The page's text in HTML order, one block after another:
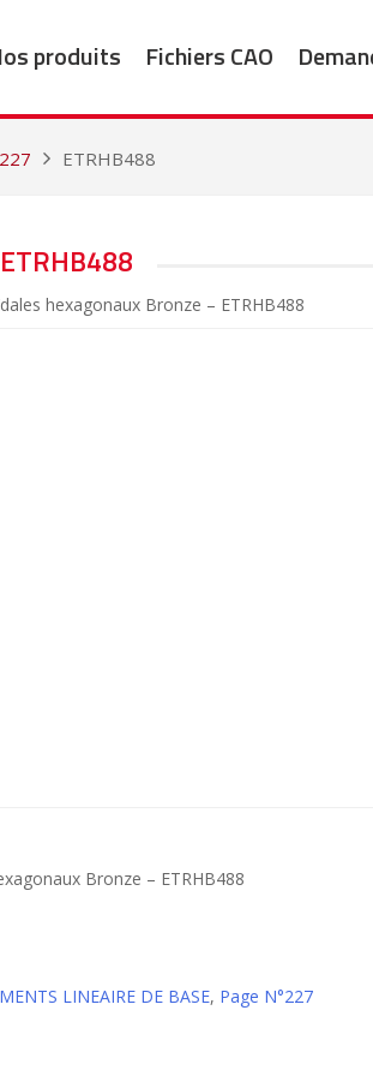
produits Fichiers CAO
ETRHB488
ETRHB488
hexagonaux Bronze – ETRHB488
Bronze – ETRHB488
LINEAIRE DE BASE, Page N°227